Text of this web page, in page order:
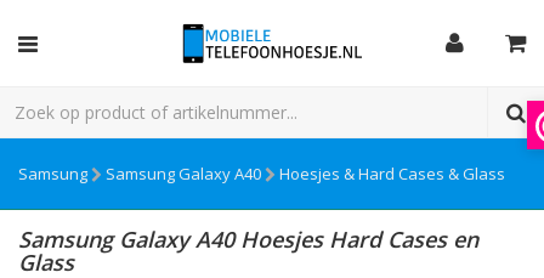
Samsung Samsung Galaxy A40 Hoesjes & Hard Cases & Glass
Samsung Galaxy A40 Hoesjes Hard Cases en
Glass